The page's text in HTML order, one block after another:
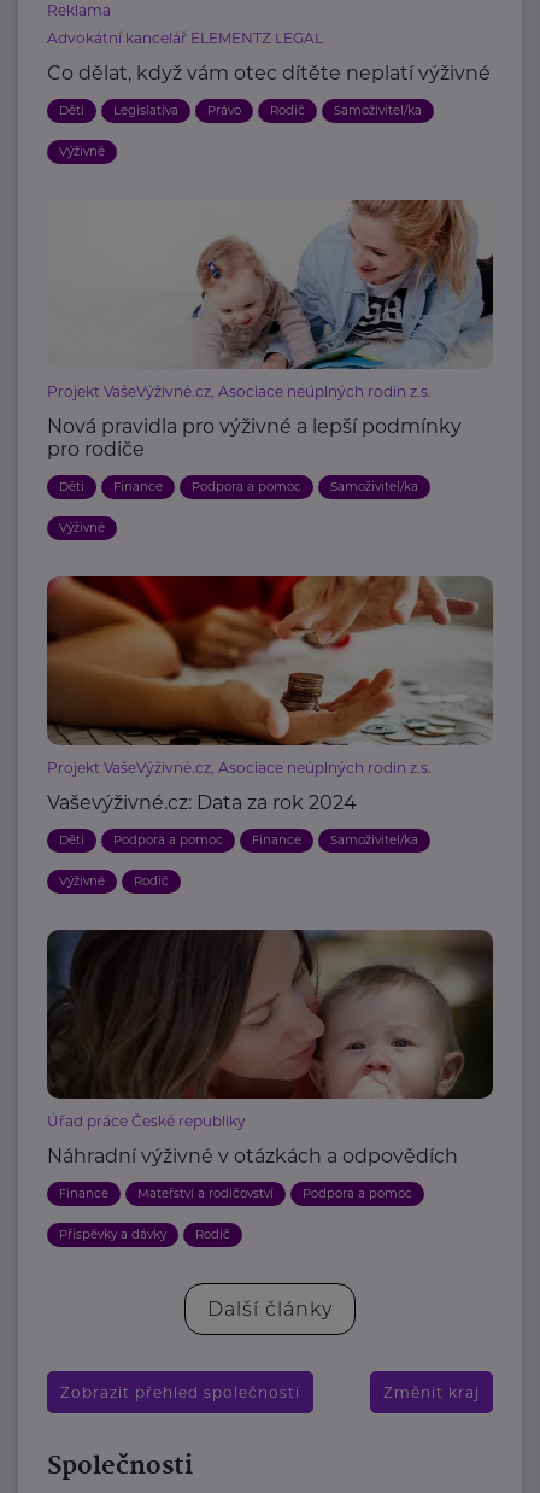
Reklama
Advokátní kancelář ELEMENTZ LEGAL
Co dělat, když vám otec dítěte neplatí výživné
Děti Legislativa Právo Rodič Samoživitel/ka
Výživné
Projekt VašeVýživné.cz, Asociace neúplných rodin z.s.
Nová pravidla pro výživné a lepší podmínky
pro rodiče
Děti Finance Podpora a pomoc Samoživitel/ka
Výživné
Projekt VašeVýživné.cz, Asociace neúplných rodin z.s.
Vaševýživné.cz: Data za rok 2024
Děti Podpora a pomoc Finance Samoživitel/ka
Výživné Rodič
Úřad práce České republiky
Náhradní výživné v otázkách a odpovědích
Finance Mateřství a rodičovství Podpora a pomoc
Příspěvky a dávky Rodič
Další články
Zobrazit přehled společností Změnit kraj
Společnosti